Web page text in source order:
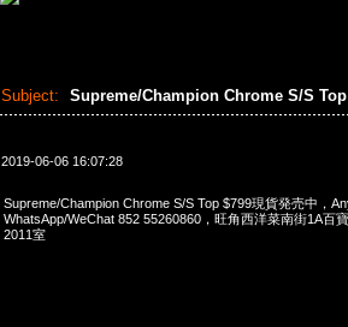
Subject: Supreme/Champion Chrome S/S
2019-06-06 16:07:28
Supreme/Champion Chrome S/S Top $799現貨発売中，
WhatsApp/WeChat 852 55260860，旺角西洋菜南街1A百
2011室